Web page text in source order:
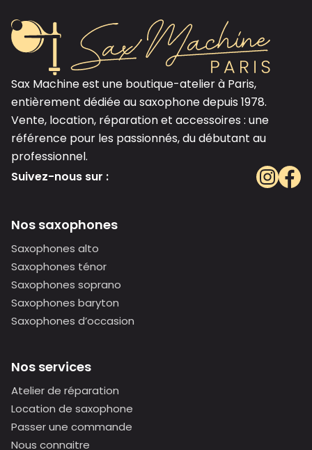
Sax Machine est une boutique-atelier à Paris,
entièrement dédiée au saxophone depuis 1978.
Vente, location, réparation et accessoires : une
référence pour les passionnés, du débutant au
professionnel.
Suivez-nous sur :
Nos saxophones
Saxophones alto
Saxophones ténor
Saxophones soprano
Saxophones baryton
Saxophones d’occasion
Nos services
Atelier de réparation
Location de saxophone
Passer une commande
Nous connaitre